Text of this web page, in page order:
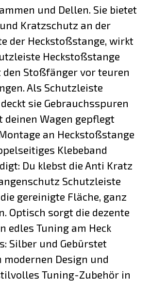
und Dellen. Sie bietet
Kratzschutz an der
der Heckstoßstange, wirkt
Heckstoßstange
Stoßfänger vor teuren
Als Schutzleiste
sie Gebrauchsspuren
deinen Wagen gepflegt
an Heckstoßstange
Klebeband
Du klebst die Anti Kratz
Schutzleiste
gereinigte Fläche, ganz
Optisch sorgt die dezente
edles Tuning am Heck
Silber und Gebürstet
modernen Design und
Tuning-Zubehör in